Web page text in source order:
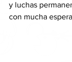
y luchas
con mucha